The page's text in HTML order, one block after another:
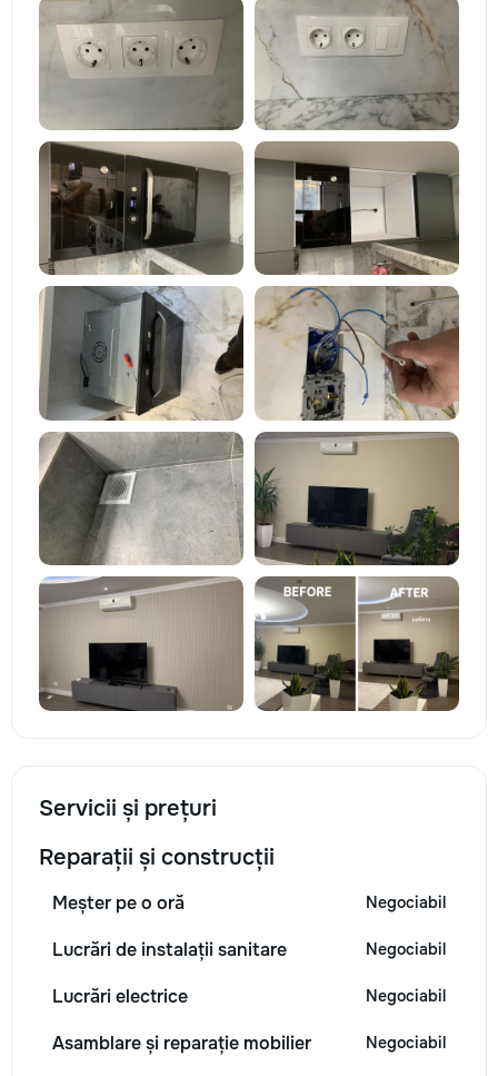
Servicii și prețuri
Reparații și construcții
Meșter pe o oră Negociabil
Lucrări de instalații sanitare Negociabil
Lucrări electrice Negociabil
Asamblare și reparație mobilier Negociabil